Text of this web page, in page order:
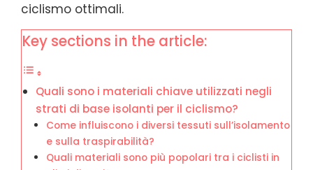
ciclismo ottimali.
Key sections in the article:
Quali sono i materiali chiave utilizzati negli
strati di base isolanti per il ciclismo?
Come influiscono i diversi tessuti sull’isolamento
e sulla traspirabilità?
Quali materiali sono più popolari tra i ciclisti in